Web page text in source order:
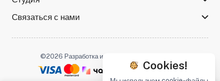
Связаться с нами
©2026 Разработка и поддержка -
Cookies!